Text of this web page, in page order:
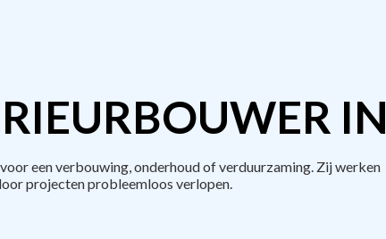
IN
een verbouwing, onderhoud of verduurzaming. Zij werken
projecten probleemloos verlopen.